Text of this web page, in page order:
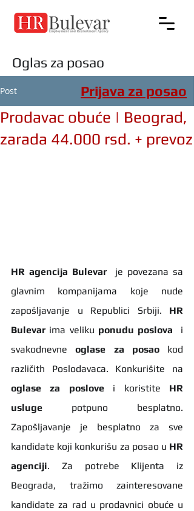
Oglas za posao
Post
Prodavac obuće | Beograd,
zarada 44.000 rsd. + prevoz
HR agencija Bulevar
  je povezana sa
glavnim kompanijama koje nude
zapošljavanje u Republici Srbiji. HR
Bulevar ima veliku ponudu poslova
  i
svakodnevne oglase za posao kod
oglase za poslove i koristite HR
usluge potpuno besplatno.
Zapošljavanje je besplatno za sve
kandidate koji konkurišu za posao u HR
agenciji. Za potrebe Klijenta iz
Beograda, tražimo zainteresovane
kandidate za rad u prodavnici obuće u
Prijava za posao